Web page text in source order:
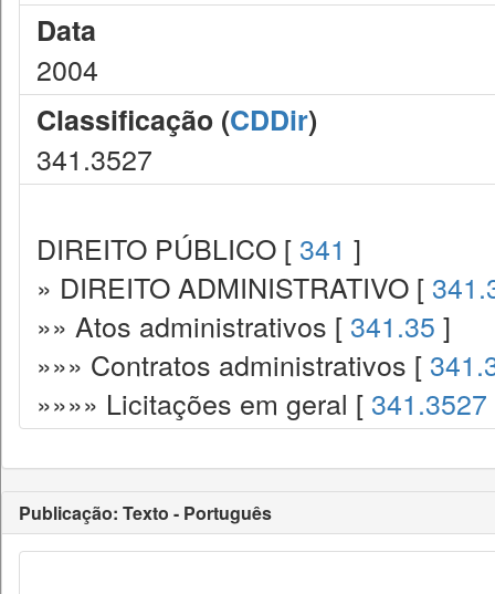
Data
2004
Classificação (CDDir)
341.3527
DIREITO PÚBLICO [ 341 ]
» DIREITO ADMINISTRATIVO [
»» Atos administrativos [ 341.35 ]
»»» Contratos administrativos [
»»»» Licitações em geral [ 341.3527
Publicação: Texto - Português